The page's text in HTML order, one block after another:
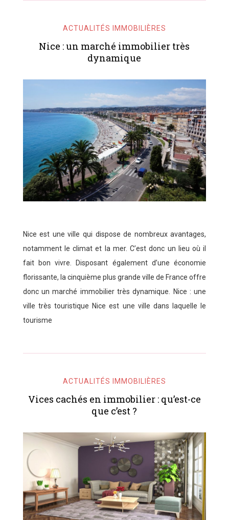
ACTUALITÉS IMMOBILIÈRES
Nice : un marché immobilier très
dynamique
Nice est une ville qui dispose de nombreux avantages,
notamment le climat et la mer. C’est donc un lieu où il
fait bon vivre. Disposant également d’une économie
florissante, la cinquième plus grande ville de France offre
donc un marché immobilier très dynamique. Nice : une
ville très touristique Nice est une ville dans laquelle le
tourisme
ACTUALITÉS IMMOBILIÈRES
Vices cachés en immobilier : qu’est-ce
que c’est ?